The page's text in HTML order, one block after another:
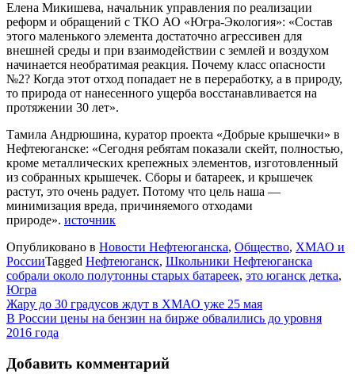
Елена Микишева, начальник управления по реализации
реформ и обращений с ТКО АО «Югра-Экология»: «Состав
этого маленького элемента достаточно агрессивен для
внешней среды и при взаимодействии с землей и воздухом
начинается необратимая реакция. Почему класс опасности
№2? Когда этот отход попадает не в переработку, а в природу,
то природа от нанесенного ущерба восстанавливается на
протяжении 30 лет».
Тамила Андрюшина, куратор проекта «Добрые крышечки» в
Нефтеюганске: «Сегодня ребятам показали скейт, полностью,
кроме металлических крепежных элементов, изготовленный
из собранных крышечек. Сборы и батареек, и крышечек
растут, это очень радует. Потому что цель наша —
минимизация вреда, причиняемого отходами
природе». источник
Опубликовано в Новости Нефтеюганска, Общество, ХМАО и
РоссииTagged Нефтеюганск, Школьники Нефтеюганска
собрали около полутонны старых батареек, это юганск детка,
Югра
Навигация
по
Жару до 30 градусов ждут в ХМАО уже 25 мая
В России цены на бензин на бирже обвалились до уровня
2016 года
Добавить комментарий